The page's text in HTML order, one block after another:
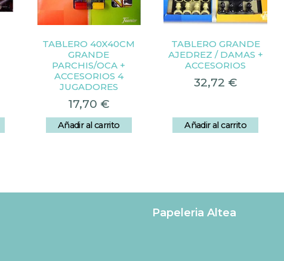
TABLERO 40X40CM
GRANDE
PARCHIS/OCA +
ACCESORIOS 4
JUGADORES
17,70 €
Añadir al carrito
TABLERO GRANDE
AJEDREZ / DAMAS +
ACCESORIOS
32,72 €
Añadir al carrito
Papeleria Altea